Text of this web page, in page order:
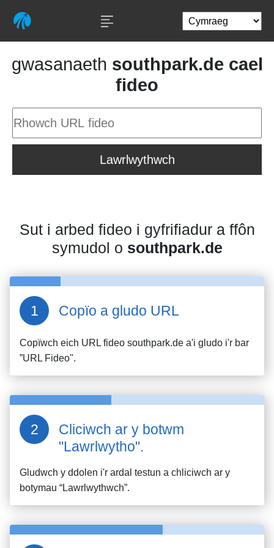
gwasanaeth southpark.de cael
fideo
Lawrlwythwch
Sut i arbed fideo i gyfrifiadur a ffôn
symudol o southpark.de
Copïo a gludo URL
Copïwch eich URL fideo southpark.de a'i gludo i'r bar
”URL Fideo".
Cliciwch ar y botwm
"Lawrlwytho".
Gludwch y ddolen i'r ardal testun a chliciwch ar y
botymau “Lawrlwythwch”.